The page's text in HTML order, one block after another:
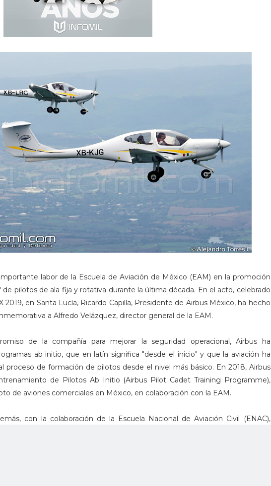
labor de la Escuela de Aviación de México (EAM) en la promoción
pilotos de ala fija y rotativa durante la última década. En el acto, celebrado
2019, en Santa Lucía, Ricardo Capilla, Presidente de Airbus México, ha hecho
a Alfredo Velázquez, director general de la EAM.
de la compañía para mejorar la seguridad operacional, Airbus ha
ab initio, que en latín significa "desde el inicio" y que la aviación ha
proceso de formación de pilotos desde el nivel más básico. En 2018, Airbus
de Pilotos Ab Initio (Airbus Pilot Cadet Training Programme),
de aviones comerciales en México, en colaboración con la EAM.
con la colaboración de la Escuela Nacional de Aviación Civil (ENAC),